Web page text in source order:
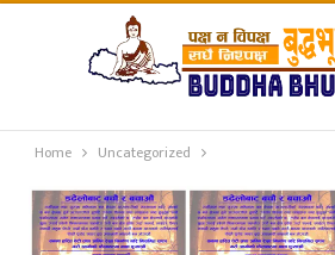
Home Uncategorized